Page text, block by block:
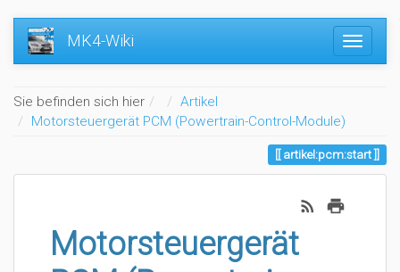
MK4-Wiki
Sie befinden sich hier Home
Artikel
Motorsteuergerät PCM (Powertrain-Control-Module)
artikel:pcm:start
Motorsteuergerät